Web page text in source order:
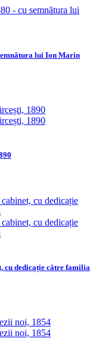
lui Ion Marin
cu dedicație către familia